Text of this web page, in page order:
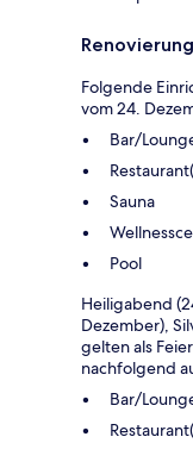
Folgende
vom 24.
Bar/
Sauna
Pool
Heiligabend
Dezember),
gelten als
nachfolgend
Bar/